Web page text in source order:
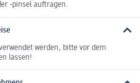
-pinsel auftragen.
werden, bitte vor dem
lassen!